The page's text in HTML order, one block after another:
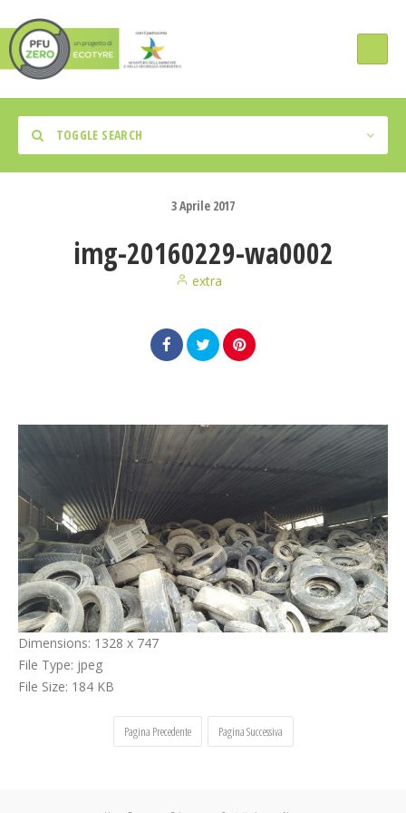
TOGGLE SEARCH
Tipologia Intervento
Cerca
3Aprile 2017
img-20160229-wa0002
extra
Dimensions: 1328 x 747
File Type: jpeg
File Size: 184 KB
Pagina Precedente Pagina Successiva